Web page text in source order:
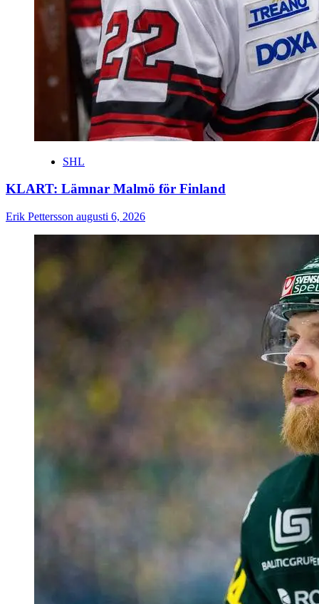
SHL
KLART: Lämnar Malmö för Finland
Erik Pettersson augusti 6, 2026